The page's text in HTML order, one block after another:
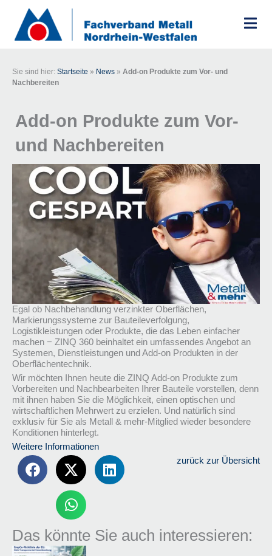
springen
Sie sind hier: Startseite » News » Add-on Produkte zum Vor- und
Nachbereiten
Add-on Produkte zum Vor-
und Nachbereiten
Egal ob Nachbehandlung verzinkter Oberflächen,
Markierungssysteme zur Bauteileverfolgung,
Logistikleistungen oder Produkte, die das Leben einfacher
machen − ZINQ 360 beinhaltet ein umfassendes Angebot an
Systemen, Dienstleistungen und Add-on Produkten in der
Oberflächentechnik.
Wir möchten Ihnen heute die ZINQ Add-on Produkte zum
Vorbereiten und Nachbearbeiten Ihrer Bauteile vorstellen, denn
mit ihnen haben Sie die Möglichkeit, einen optischen und
wirtschaftlichen Mehrwert zu erzielen. Und natürlich sind
exklusiv für Sie als Metall & mehr-Mitglied wieder besondere
Konditionen hinterlegt.
Weitere Informationen
zurück zur Übersicht
Das könnte Sie auch interessieren: